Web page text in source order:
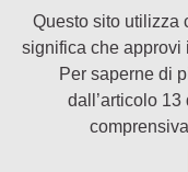
Questo sito utilizza
significa che approvi
Per saperne di
dall’articolo